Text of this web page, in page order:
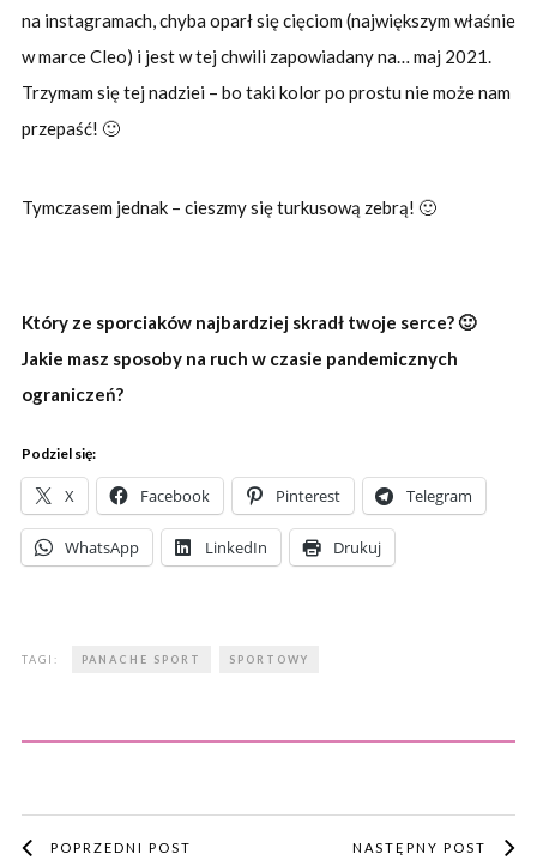
na instagramach, chyba oparł się cięciom (największym właśnie
w marce Cleo) i jest w tej chwili zapowiadany na… maj 2021.
Trzymam się tej nadziei – bo taki kolor po prostu nie może nam
przepaść! 🙂
Tymczasem jednak – cieszmy się turkusową zebrą! 🙂
Który ze sporciaków najbardziej skradł twoje serce? 🙂
Jakie masz sposoby na ruch w czasie pandemicznych
ograniczeń?
Podziel się:
X Facebook Pinterest Telegram
WhatsApp LinkedIn Drukuj
TAGI: PANACHE SPORT SPORTOWY
POPRZEDNI POST NASTĘPNY POST